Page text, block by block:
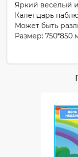
Яркий веселый
Календарь
Может быть
Размер: 750*850